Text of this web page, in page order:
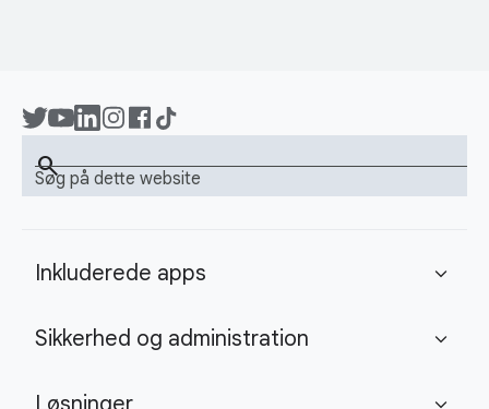
Søg på dette website
search
Inkluderede apps expand_more
Sikkerhed og administration expand_more
expand_more